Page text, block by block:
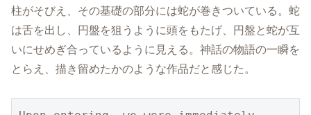
柱がそびえ、その基礎の部分には蛇が巻きついている。蛇
は舌を出し、円盤を狙うように頭をもたげ、円盤と蛇が互
いにせめぎ合っているように見える。神話の物語の一瞬を
とらえ、描き留めたかのような作品だと感じた。